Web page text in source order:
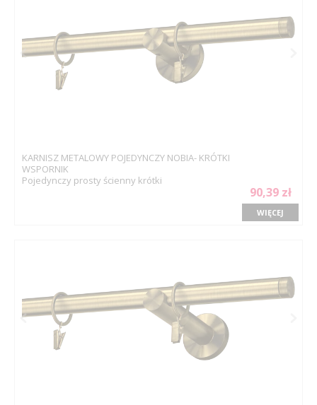
KARNISZ METALOWY POJEDYNCZY NOBIA- KRÓTKI
WSPORNIK
Pojedynczy prosty ścienny krótki
90,39 zł
WIĘCEJ